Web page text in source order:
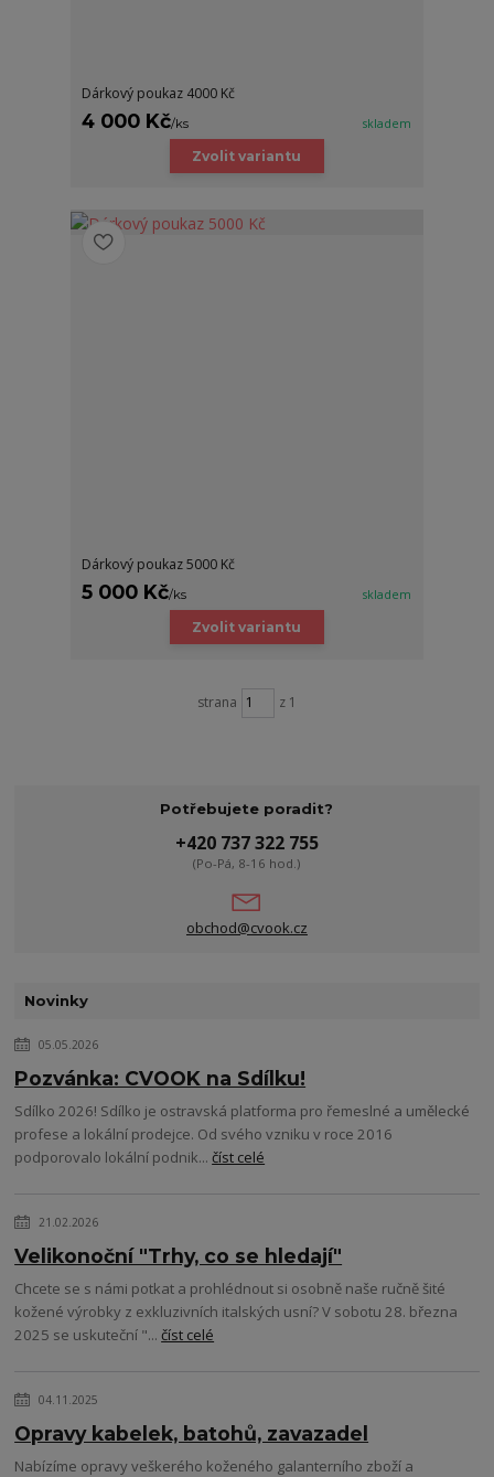
Dárkový poukaz 4000 Kč
4 000 Kč/ks skladem
Zvolit variantu
Dárkový poukaz 5000 Kč
5 000 Kč/ks skladem
Zvolit variantu
strana z 1
Potřebujete poradit?
+420 737 322 755
(Po-Pá, 8-16 hod.)
obchod@cvook.cz
Novinky
05.05.2026
Pozvánka: CVOOK na Sdílku!
Sdílko 2026! Sdílko je ostravská platforma pro řemeslné a umělecké
profese a lokální prodejce. Od svého vzniku v roce 2016
podporovalo lokální podnik...číst celé
21.02.2026
Velikonoční "Trhy, co se hledají"
Chcete se s námi potkat a prohlédnout si osobně naše ručně šité
kožené výrobky z exkluzivních italských usní? V sobotu 28. března
2025 se uskuteční "...číst celé
04.11.2025
Opravy kabelek, batohů, zavazadel
Nabízíme opravy veškerého koženého galanterního zboží a